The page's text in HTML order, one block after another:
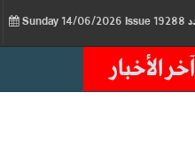
14/06/2026 Issue
آخر الأخبار